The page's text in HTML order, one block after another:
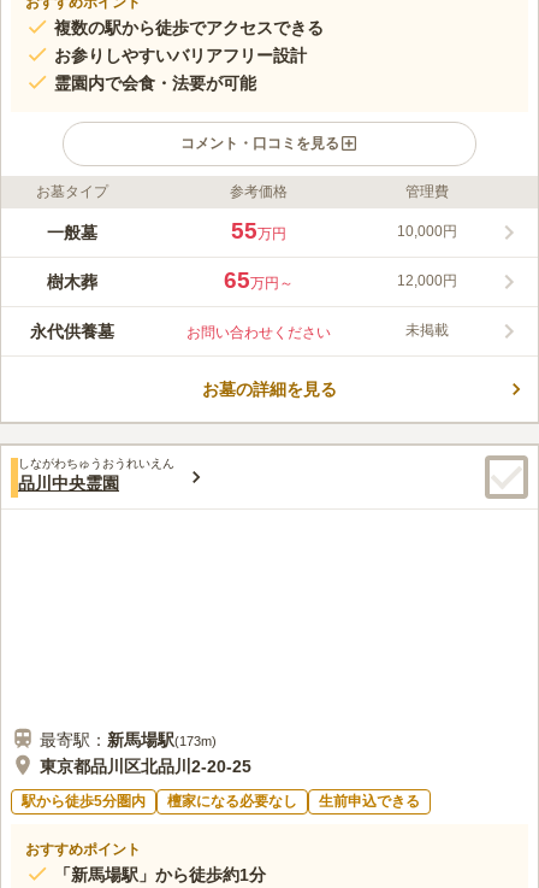
複数の駅から徒歩でアクセスできる
お参りしやすいバリアフリー設計
霊園内で会食・法要が可能
コメント・口コミを見る
ライフドット編集部のコメント
泊舩寺 樹木葬は、東京都品川区にある永代供養付きのガーデン
ない」といった悩みをお持ちの方にもおすすめです。約640年の
長い歴史を持つ由緒ある泊舩寺によって手厚く供養されるので、
用の方にも便利です。
お墓タイプ 参考価格 管理費
一般墓 55万円 10,000円
樹木葬 65万円～ 12,000円
永代供養墓 お問い合わせください 未掲載
お墓の詳細を見る
しながわちゅうおうれいえん
品川中央霊園
最寄駅： 新馬場駅(173m)
東京都品川区北品川2-20-25
駅から徒歩5分圏内 檀家になる必要なし 生前申込できる
おすすめポイント
「新馬場駅」から徒歩約1分